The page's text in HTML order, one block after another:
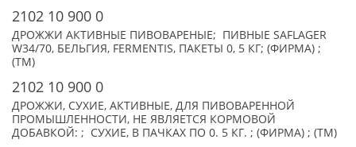
2102 10 900 0
ДРОЖЖИ АКТИВНЫЕ ПИВОВАРЕНЫЕ; ПИВНЫЕ SAFLAGER
W34/70, БЕЛЬГИЯ, FERMENTIS, ПАКЕТЫ 0, 5 КГ; (ФИРМА) ;
(TM)
2102 10 900 0
ДРОЖЖИ, СУХИЕ, АКТИВНЫЕ, ДЛЯ ПИВОВАРЕННОЙ
ПРОМЫШЛЕННОСТИ, НЕ ЯВЛЯЕТСЯ КОРМОВОЙ
ДОБАВКОЙ: ; СУХИЕ, В ПАЧКАХ ПО 0. 5 КГ. ; (ФИРМА) ; (TM)